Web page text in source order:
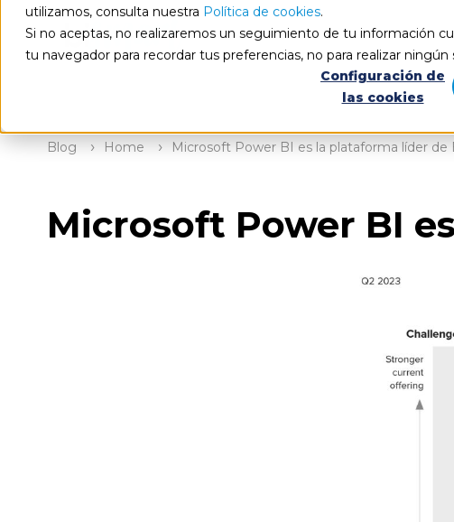
utilizamos, consulta nuestra Política de cookies.
Si no aceptas, no realizaremos un seguimiento de tu información
tu navegador para recordar tus preferencias, no para realizar
Configuración de
las cookies
Blog Home Microsoft Power BI es la plataforma líder de
Microsoft Power BI